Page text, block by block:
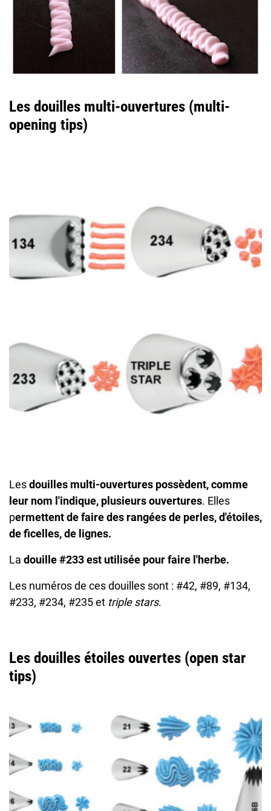
Les douilles multi-ouvertures (multi-
opening tips)
Lesdouilles multi-ouvertures possèdent, comme
leur nom l'indique, plusieurs ouvertures. Elles
permettent de faire des rangées de perles, d'étoiles,
de ficelles, de lignes.
La douille #233 est utilisée pour faire l'herbe.
Les numéros de ces douilles sont : #42, #89, #134,
#233, #234, #235 et triple stars.
Les douilles étoiles ouvertes (open star
tips)